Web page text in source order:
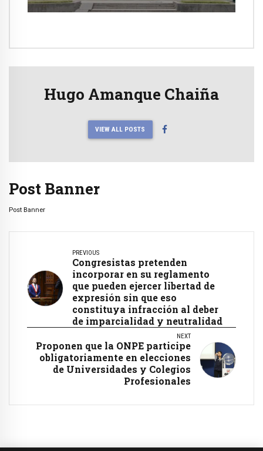
Hugo Amanque Chaiña
VIEW ALL POSTS
Post Banner
Post Banner
PREVIOUS
Congresistas pretenden
incorporar en su reglamento
que pueden ejercer libertad de
expresión sin que eso
constituya infracción al deber
de imparcialidad y neutralidad
NEXT
Proponen que la ONPE participe
obligatoriamente en elecciones
de Universidades y Colegios
Profesionales